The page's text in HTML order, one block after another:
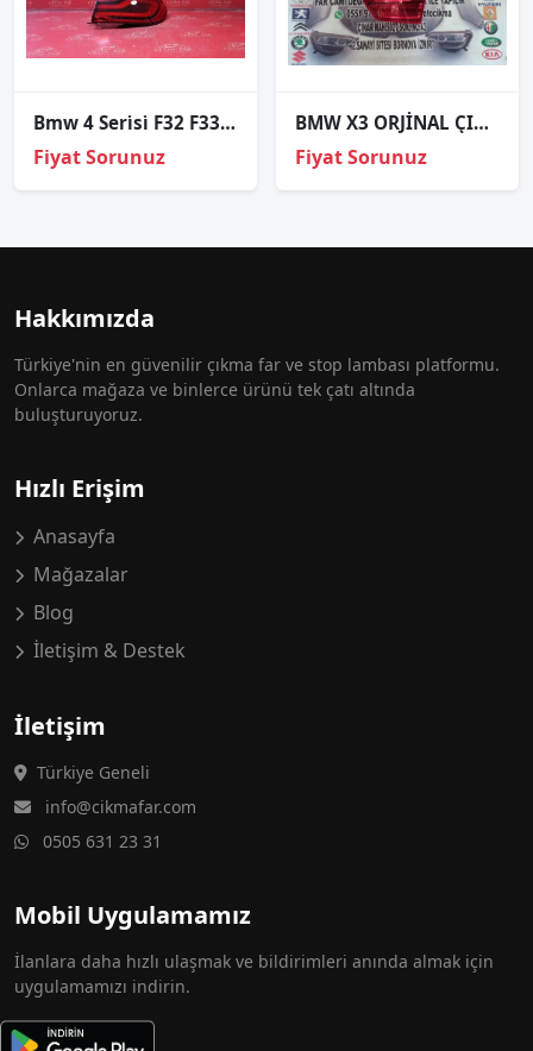
Bmw 4 Seri̇si̇ F32 F33 F36 F80 F82 Lci̇ Sağ Diş Stop Sıfır Ulo 63218496524
Fiyat Sorunuz
BMW X3 ORJİNAL ÇIKMA SOL İÇ STOP
Fiyat Sorunuz
Hakkımızda
Türkiye'nin en güvenilir çıkma far ve stop lambası platformu.
Onlarca mağaza ve binlerce ürünü tek çatı altında
buluşturuyoruz.
Hızlı Erişim
Anasayfa
Mağazalar
Blog
İletişim & Destek
İletişim
Türkiye Geneli
info@cikmafar.com
0505 631 23 31
Mobil Uygulamamız
İlanlara daha hızlı ulaşmak ve bildirimleri anında almak için
uygulamamızı indirin.